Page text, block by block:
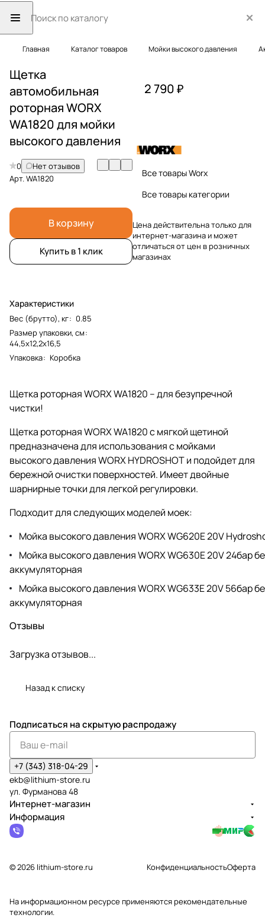
Главная Каталог товаров Мойки высокого давления
Щетка
автомобильная
роторная WORX
WA1820 для мойки
высокого давления
0
Нет отзывов
Арт.WA1820
В корзину
Купить в 1 клик
Характеристики
Вес (брутто), кг: 0.85
Размер упаковки, см:
44,5х12,2х16,5
Упаковка: Коробка
2 790 ₽
Все товары Worx
Все товары категории
Цена действительна только для
интернет-магазина и может
отличаться от цен в розничных
магазинах
Щетка роторная WORX WA1820 – для безупречной
чистки!
Щетка роторная WORX WA1820 с мягкой щетиной
предназначена для использования с мойками
высокого давления WORX HYDROSHOT и подойдет для
бережной очистки поверхностей. Имеет двойные
шарнирные точки для легкой регулировки.
Подходит для следующих моделей моек:
Мойка высокого давления WORX WG620E 20V
Мойка высокого давления WORX WG630E 20V 24бар
аккумуляторная
Мойка высокого давления WORX WG633E 20V 56бар
аккумуляторная
Отзывы
Загрузка отзывов...
Назад к списку
Подписаться на скрытую распродажу
+7 (343) 318-04-29
ekb@lithium-store.ru
ул. Фурманова 48
Интернет-магазин
Информация
© 2026 lithium-store.ru КонфиденциальностьОферта
На информационном ресурсе применяютсярекомендательные
технологии.